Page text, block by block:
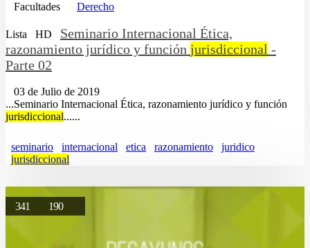
Facultades Derecho
Lista HD
Seminario Internacional Ética,
razonamiento jurídico y función jurisdiccional -
Parte 02
03 de Julio de 2019
...Seminario Internacional Ética, razonamiento jurídico y función
jurisdiccional......
seminario internacional etica razonamiento
juridico
jurisdiccional
341 190